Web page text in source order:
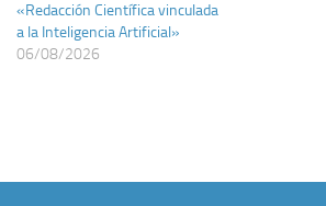
«Redacción Científica vinculada
a la Inteligencia Artificial»
06/08/2026